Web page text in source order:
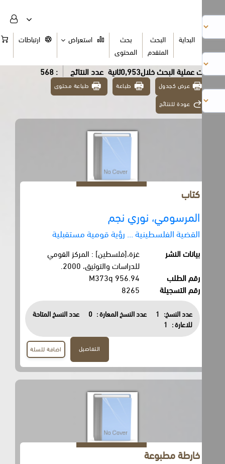
البداية
البحث
بحث
المحتوى
استعراض ارتباطات السلة
البحث خلال0,953ثانية عدد النتائج : 568
عرض كجدول طباعة طباعة محتوى
عودة للنتائج
المرسومي، نوري نجم
القضية الفلسطينية ... رؤية قومية مستقبلية
بيانات النشر
غزة،[فلسطين] : المركز القومي
للدراسات والتوثيق، 2000.
رقم الطلب
956.94 M373q
رقم التسجيلة
8265
عدد النسخ: 1 عدد النسخ المعارة : 0
عدد النسخ المتاحة
للاعارة :
1
اضافة للسلة
خارطة مطبوعة